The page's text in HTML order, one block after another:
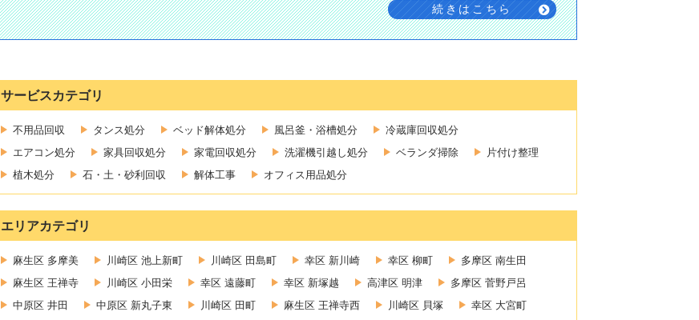
続きはこちら
サービスカテゴリ
不用品回収 タンス処分 ベッド解体処分 風呂釜・浴槽処分
冷蔵庫回収処分
エアコン処分
家具回収処分 家電回収処分 洗濯機引越し処分 ベランダ掃除
片付け整理
植木処分
石・土・砂利回収 解体工事 オフィス用品処分
エリアカテゴリ
麻生区 多摩美 川崎区 池上新町 川崎区 田島町 幸区 新川崎 幸区 柳町
多摩区 南生田
麻生区 王禅寺
川崎区 小田栄 幸区 遠藤町 幸区 新塚越 高津区 明津
多摩区 菅野戸呂
中原区 井田
中原区 新丸子東 川崎区 田町 麻生区 王禅寺西 川崎区 貝塚
幸区 大宮町